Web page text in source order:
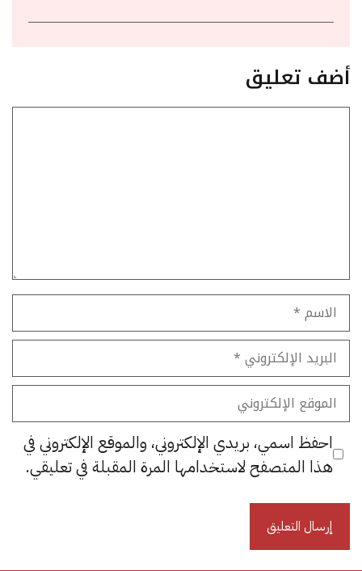
أضف تعليق
الاسم
البريد
الإلكتروني
الموقع
الإلكتروني
احفظ اسمي، بريدي الإلكتروني، والموقع الإلكتروني في
هذا المتصفح لاستخدامها المرة المقبلة في تعليقي.